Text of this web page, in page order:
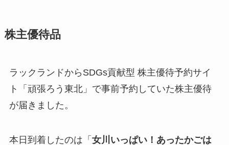
株主優待品
ラックランドからSDGs貢献型 株主優待予約サイ
ト「頑張ろう東北」で事前予約していた株主優待
が届きました。
本日到着したのは「 女川いっぱい！あったかごは